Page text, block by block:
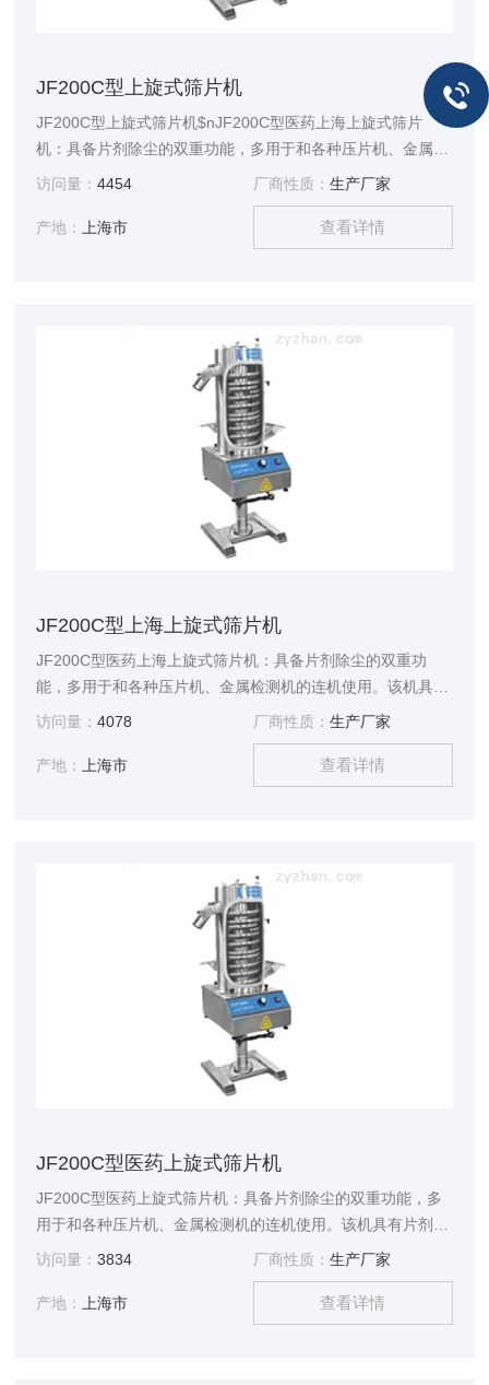
JF200C型上旋式筛片机
JF200C型上旋式筛片机$nJF200C型医药上海上旋式筛片
机：具备片剂除尘的双重功能，多用于和各种压片机、金属检
测机的连机使用。该机具有片剂除尘路径长，药片自动翻面磨
访问量：4454 厂商性质： 生产厂家
产地： 上海市 查看详情
JF200C型上海上旋式筛片机
JF200C型医药上海上旋式筛片机：具备片剂除尘的双重功
能，多用于和各种压片机、金属检测机的连机使用。该机具有
片剂除尘路径长，药片自动翻面磨光，除尘效果好的特点。符
访问量：4078 厂商性质： 生产厂家
产地： 上海市 查看详情
JF200C型医药上旋式筛片机
JF200C型医药上旋式筛片机：具备片剂除尘的双重功能，多
用于和各种压片机、金属检测机的连机使用。该机具有片剂除
尘路径长，药片自动翻面磨光，除尘效果好的特点。符合
访问量：3834 厂商性质： 生产厂家
产地： 上海市 查看详情